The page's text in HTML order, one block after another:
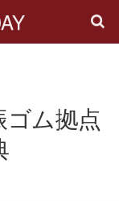
ム拠点